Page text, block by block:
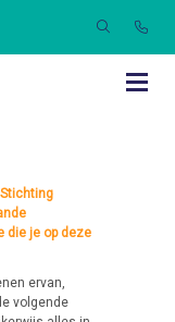
die je op deze
ervan,
volgende